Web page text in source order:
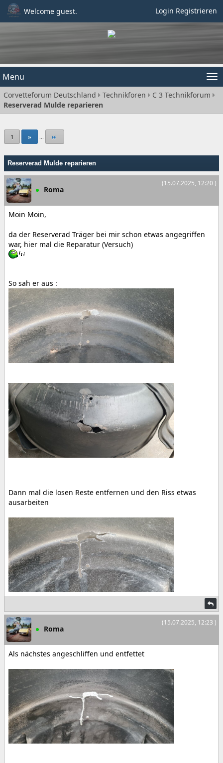
Welcome guest. Login Registrieren
Menu
Corvetteforum Deutschland Technikforen
C 3 Technikforum
Reserverad Mulde reparieren
1 » ...
Reserverad Mulde reparieren
(15.07.2025, 12:20 )
Roma
Moin Moin,
da der Reserverad Träger bei mir schon etwas angegriffen
war, hier mal die Reparatur (Versuch)
So sah er aus :
Dann mal die losen Reste entfernen und den Riss etwas
ausarbeiten
(15.07.2025, 12:23 )
Roma
Als nächstes angeschliffen und entfettet